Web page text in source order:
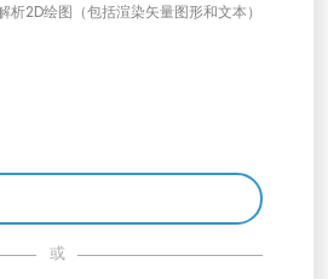
析2D绘图（包括渲染矢量图形和文本）
或